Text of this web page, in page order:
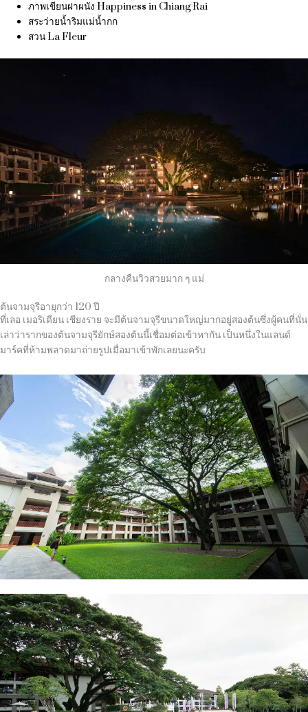
ภาพเขียนฝาผนัง Happiness in Chiang Rai
สระว่ายน้ำริมแม่น้ำกก
สวน La Fleur
กลางคืนวิวสวยมาก ๆ แม่
ต้นจามจุรีอายุกว่า 120 ปี
ที่เลอ เมอริเดียน เชียงราย จะมีต้นจามจุรีขนาดใหญ่มากอยู่สองต้นซึ่งผู้คนที่นั่น
เล่าว่ารากของต้นจามจุรียักษ์สองต้นนี้เชื่อมต่อเข้าหากัน เป็นหนึ่งในแลนด์
มาร์คที่ห้ามพลาดมาถ่ายรูปเมื่อมาเข้าพักเลยนะครับ